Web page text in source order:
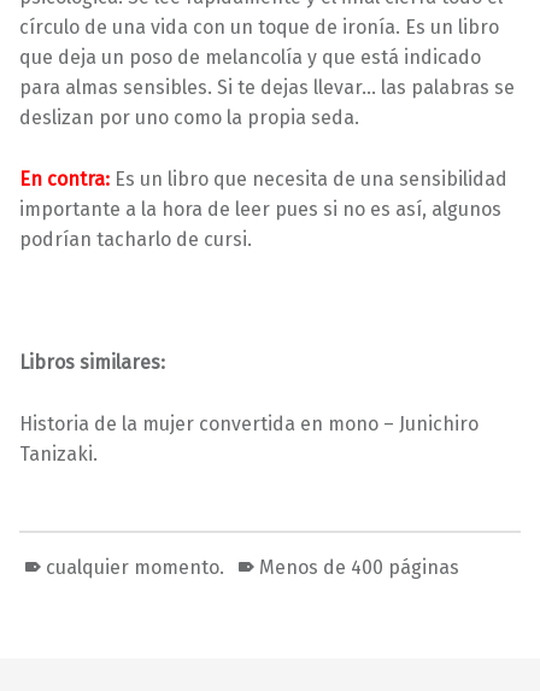
círculo de una vida con un toque de ironía. Es un libro
que deja un poso de melancolía y que está indicado
para almas sensibles. Si te dejas llevar… las palabras se
deslizan por uno como la propia seda.
En contra: Es un libro que necesita de una sensibilidad
importante a la hora de leer pues si no es así, algunos
podrían tacharlo de cursi.
Libros similares:
Historia de la mujer convertida en mono – Junichiro
Tanizaki.
cualquier momento. Menos de 400 páginas